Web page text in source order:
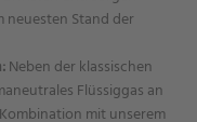
neuesten Stand der
Neben der klassischen
Flüssiggas an
mit unserem